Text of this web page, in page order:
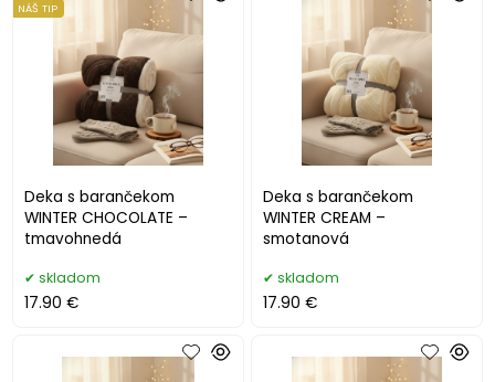
Deka s barančekom
WINTER CHOCOLATE –
tmavohnedá
NÁŠ TIP
skladom
17.90 €
Deka s barančekom
WINTER CREAM –
smotanová
skladom
17.90 €